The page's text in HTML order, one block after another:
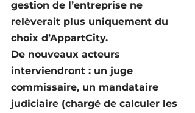
gestion de l’entreprise ne
relèverait plus uniquement du
choix d’AppartCity.
De nouveaux acteurs
interviendront : un juge
commissaire, un mandataire
judiciaire (chargé de calculer les